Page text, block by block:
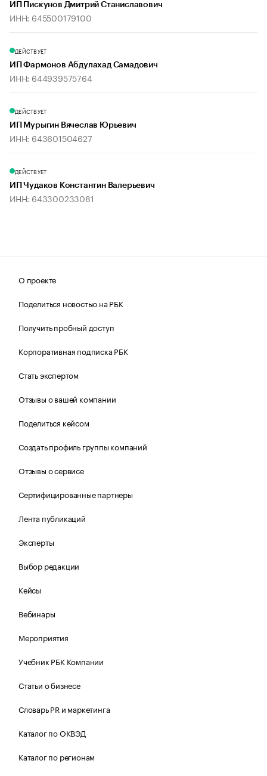
ИП Пискунов Дмитрий Станиславович
ИНН: 645500179100
ДЕЙСТВУЕТ
ИП Фармонов Абдулахад Самадович
ИНН: 644939575764
ДЕЙСТВУЕТ
ИП Мурыгин Вячеслав Юрьевич
ИНН: 643601504627
ДЕЙСТВУЕТ
ИП Чудаков Константин Валерьевич
ИНН: 643300233081
О проекте
Поделиться новостью на РБК
Получить пробный доступ
Корпоративная подписка РБК
Стать экспертом
Отзывы о вашей компании
Поделиться кейсом
Создать профиль группы компаний
Отзывы о сервисе
Сертифицированные партнеры
Лента публикаций
Эксперты
Выбор редакции
Кейсы
Вебинары
Мероприятия
Учебник РБК Компании
Статьи о бизнесе
Словарь PR и маркетинга
Каталог по ОКВЭД
Каталог по регионам